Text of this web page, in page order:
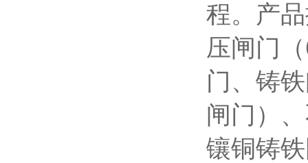
程。产
压闸门
门、铸
闸门）
镶铜铸